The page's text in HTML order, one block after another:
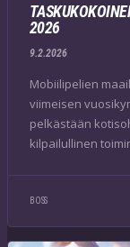
2026
9.2.2026
Mobiilipelien
viimeisen
pelkästään
kilpailullinen
BOSS